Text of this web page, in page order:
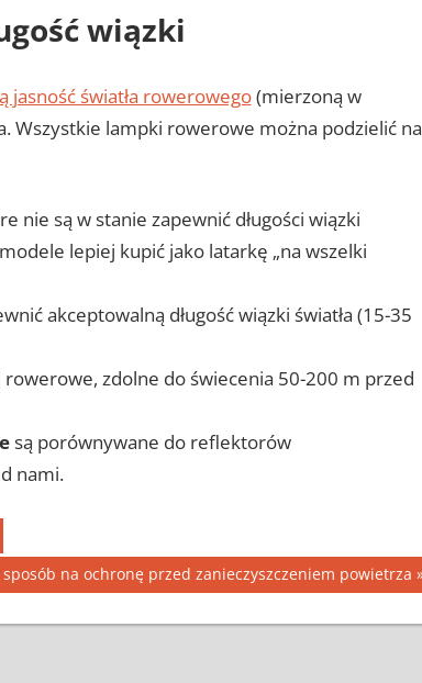
wiązki
jasność światła rowerowego(mierzoną w
Wszystkie lampki rowerowe można podzielić na
nie są w stanie zapewnić długości wiązki
lepiej kupić jako latarkę „na wszelki
akceptowalną długość wiązki światła (15-35
zdolne do świecenia 50-200 m przed
są porównywane do reflektorów
nami.
na ochronę przed zanieczyszczeniem powietrza